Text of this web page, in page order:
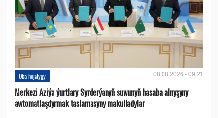
Oba hojalygy 08.08.2026 - 09:21
Merkezi Aziýa ýurtlary Syrderýanyň suwunyň hasaba alnyşyny
awtomatlaşdyrmak taslamasyny makulladylar